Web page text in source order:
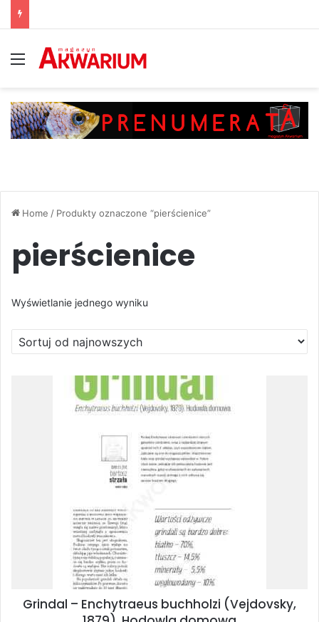
Menu
Home / Produkty oznaczone “pierścienice”
pierścienice
Wyświetlanie jednego wyniku
Grindal – Enchytraeus buchholzi (Vejdovsky,